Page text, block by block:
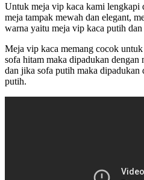
Untuk meja vip kaca kami lengkapi
meja tampak mewah dan elegant,
warna yaitu meja vip kaca putih
Meja vip kaca memang cocok
sofa hitam maka dipadukan
dan jika sofa putih maka dipadukan
putih.